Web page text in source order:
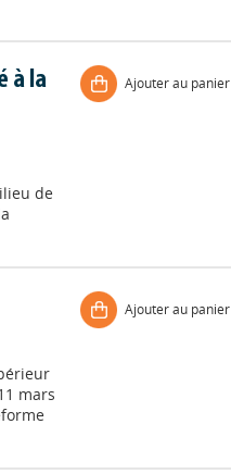
à la
de
Ajouter au panier
mars
Ajouter au panier